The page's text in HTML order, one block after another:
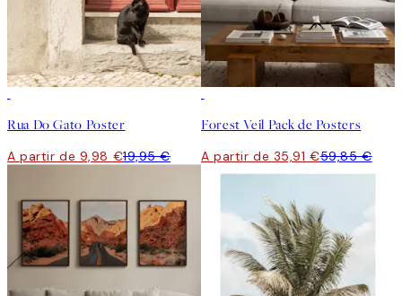
Rua Do Gato Poster
A partir de 9,98 €19,95 €
Forest Veil Pack de Posters
A partir de 35,91 €59,85 €